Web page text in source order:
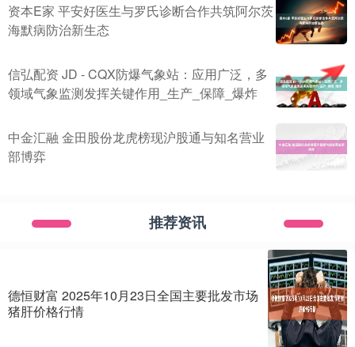
资本E家 平安好医生与罗氏诊断合作共筑阿尔茨
海默病防治新生态
信弘配资 JD - CQX防爆气象站：应用广泛，多
领域气象监测发挥关键作用_生产_保障_爆炸
中金汇融 金田股份龙虎榜现沪股通与知名营业
部博弈
推荐资讯
德恒财富 2025年10月23日全国主要批发市场
猪肝价格行情